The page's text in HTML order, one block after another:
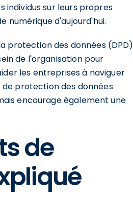
individus sur leurs propres
numérique d'aujourd'hui.
protection des données (DPD)
de l'organisation pour
les entreprises à naviguer
protection des données
encourage également une
de